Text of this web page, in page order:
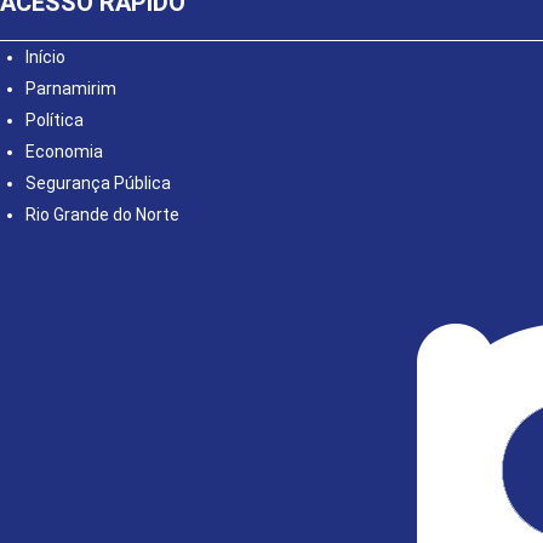
Início
Parnamirim
Política
Economia
Segurança Pública
Rio Grande do Norte